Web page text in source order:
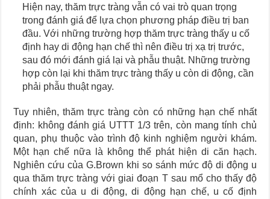
Hiện nay, thăm trực tràng vẫn có vai trò quan trọng
trong đánh giá để lựa chọn phương pháp điều trị ban
đầu. Với những trường hợp thăm trực tràng thấy u cố
định hay di động hạn chế thì nên điều trị xạ trị trước,
sau đó mới đánh giá lại và phẫu thuật. Những trường
hợp còn lại khi thăm trực tràng thấy u còn di động, cần
phải phẫu thuật ngay.
Tuy nhiên, thăm trực tràng còn có những hạn chế nhất
định: không đánh giá UTTT 1/3 trên, còn mang tính chủ
quan, phụ thuộc vào trình độ kinh nghiệm người khám.
Một hạn chế nữa là không thể phát hiện di căn hạch.
Nghiên cứu của G.Brown khi so sánh mức độ di động u
qua thăm trực tràng với giai đoạn T sau mổ cho thấy độ
chính xác của u di động, di động hạn chế, u cố định